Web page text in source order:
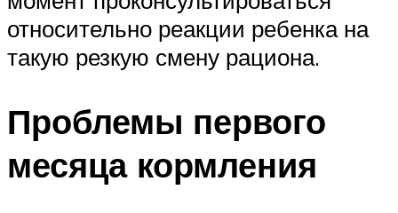
относительно реакции ребенка на
такую резкую смену рациона.
Проблемы первого
месяца кормления